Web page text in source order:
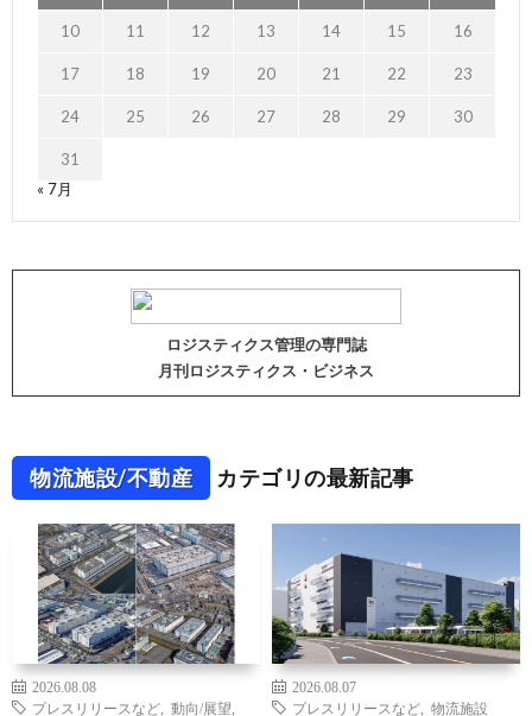
10 11 12 13 14 15 16
17 18 19 20 21 22 23
24 25 26 27 28 29 30
31
« 7月
ロジスティクス管理の専門誌
月刊ロジスティクス・ビジネス
物流施設/不動産 カテゴリの最新記事
2026.08.08
プレスリリースなど
動向/展望
2026.08.07
プレスリリースなど
物流施設